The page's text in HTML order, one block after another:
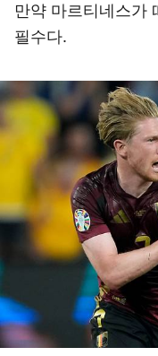
만약 마르티네스가
필수다.